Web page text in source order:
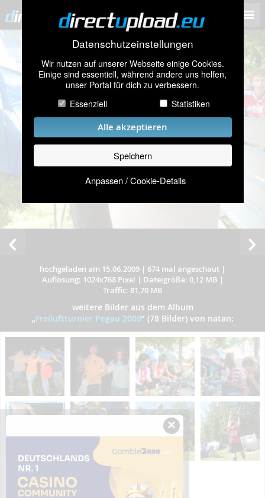
Datenschutzeinstellungen
Wir nutzen auf unserer Webseite einige Cookies.
Einige sind essentiell, während andere uns helfen,
unser Portal für dich zu verbessern.
Essenziell
Statistiken
Alle akzeptieren
Speichern
Anpassen / Cookie-Details
hochgeladen am 15.06.2009 | 674 mal angeschaut |
Auflösung: 1024x768 Pixel | Dateigröße: 0,12 MB |
Traffic: 81,70 MB
weitere Bilder aus dem Album
„Freiluftturnier Pegau 2009” (78 Bilder) von natan:
×